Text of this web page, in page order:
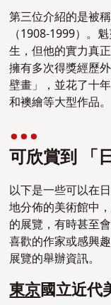
第三位介紹的是被
（1908-1999）。
生，但他的實力真
擁有多次得獎經歷
壁畫」，並花了十
和襖繪等大型作品。
可欣賞到 「
以下是一些可以在
地分佈的美術館中
的展覽，有時甚至
喜歡的作家或感興
展覽的舉辦資訊。
東京國立近代